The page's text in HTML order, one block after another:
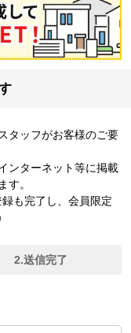
タッフがお客様のご要
ンターネット等に掲載
す。
も完了し、会員限定
2.送信完了